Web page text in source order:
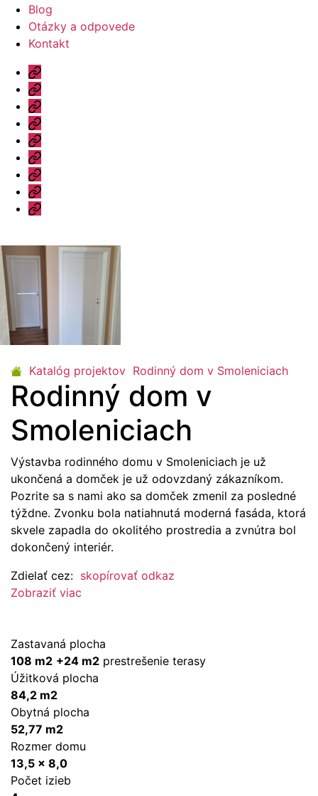
Blog
Otázky a odpovede
Kontakt
Úvod
Ponuka
Katalóg
Vzorový
dom
Informácie
Naše
výhody
Blog
Otázky
a
Kontakt
Katalóg projektov Rodinný dom v Smoleniciach
Rodinný dom v
Smoleniciach
Výstavba rodinného domu v Smoleniciach je už
ukončená a domček je už odovzdaný zákazníkom.
Pozrite sa s nami ako sa domček zmenil za posledné
týždne. Zvonku bola natiahnutá moderná fasáda, ktorá
skvele zapadla do okolitého prostredia a zvnútra bol
dokončený interiér.
Zdielať cez: skopírovať odkaz
Zobraziť viac
Zastavaná plocha
108 m2 +24 m2 prestrešenie terasy
Úžitková plocha
84,2 m2
Obytná plocha
52,77 m2
Rozmer domu
13,5 x 8,0
Počet izieb